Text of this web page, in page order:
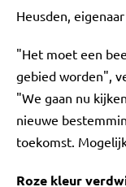
Heusden,
"Het moet een
gebied worden",
"We gaan nu
nieuwe
toekomst.
Roze kleur